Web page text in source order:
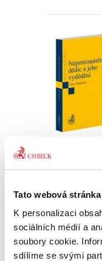
Tato webová
K personalizaci
sociálních médií a
soubory cookie.
sdílíme se svými
340,00 Kč
Nová
opominutí, což
nového
mimořádně